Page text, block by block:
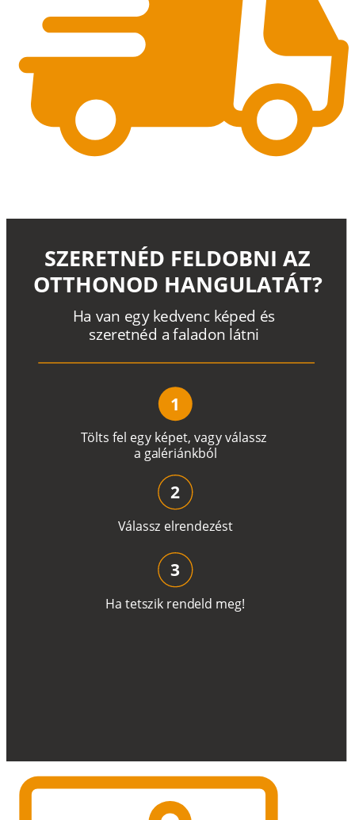
Tölts fel egy képet, vagyválassz
a galériánkból
Ha van egy kedvenc képed és
szeretnéd a faladon látni
SZERETNÉD FELDOBNI AZ
OTTHONOD HANGULATÁT?
1
Válassz elrendezést
2
Ha tetszik rendeld meg!
3